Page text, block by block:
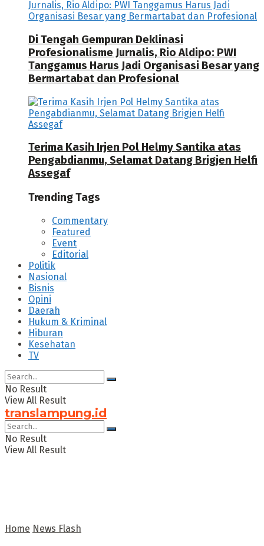
Di Tengah Gempuran Deklinasi
Profesionalisme Jurnalis, Rio Aldipo: PWI
Tanggamus Harus Jadi Organisasi Besar yang
Bermartabat dan Profesional
Terima Kasih Irjen Pol Helmy Santika atas
Pengabdianmu, Selamat Datang Brigjen Helfi
Assegaf
Trending Tags
Commentary
Featured
Event
Editorial
Politik
Nasional
Bisnis
Opini
Daerah
Hukum & Kriminal
Hiburan
Kesehatan
TV
No Result
View All Result
translampung.id
No Result
View All Result
Home News Flash